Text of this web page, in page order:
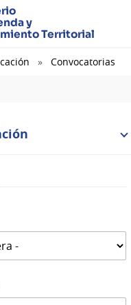
y
Territorial
Convocatorias